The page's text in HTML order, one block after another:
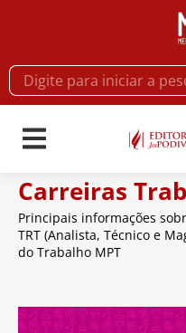
Carreiras
Principais informações
TRT (Analista, Técnico e
do Trabalho MPT